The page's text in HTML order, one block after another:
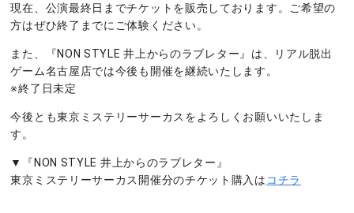
現在、公演最終日までチケットを販売しております。ご希望の
方はぜひ終了までにご体験ください。
また、『NON STYLE 井上からのラブレター』は、リアル脱出
ゲーム名古屋店では今後も開催を継続いたします。
※終了日未定
今後とも東京ミステリーサーカスをよろしくお願いいたしま
す。
▼『NON STYLE 井上からのラブレター』
東京ミステリーサーカス開催分のチケット購入は コチラ